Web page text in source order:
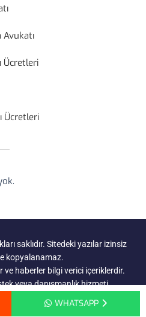
Avukatı
Ücretleri
Ücretleri
saklıdır. Sitedeki yazılar izinsiz
kopyalanamaz.
ve haberler bilgi verici içeriklerdir.
veya danışmanlık hizmeti
WHATSAPP